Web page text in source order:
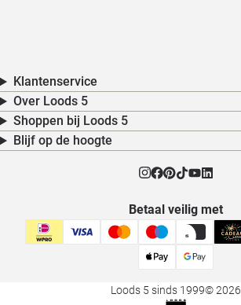
Klantenservice
Over Loods 5
Shoppen bij Loods 5
Blijf op de hoogte
Betaal veilig met
Loods 5 sinds 1999© 2026